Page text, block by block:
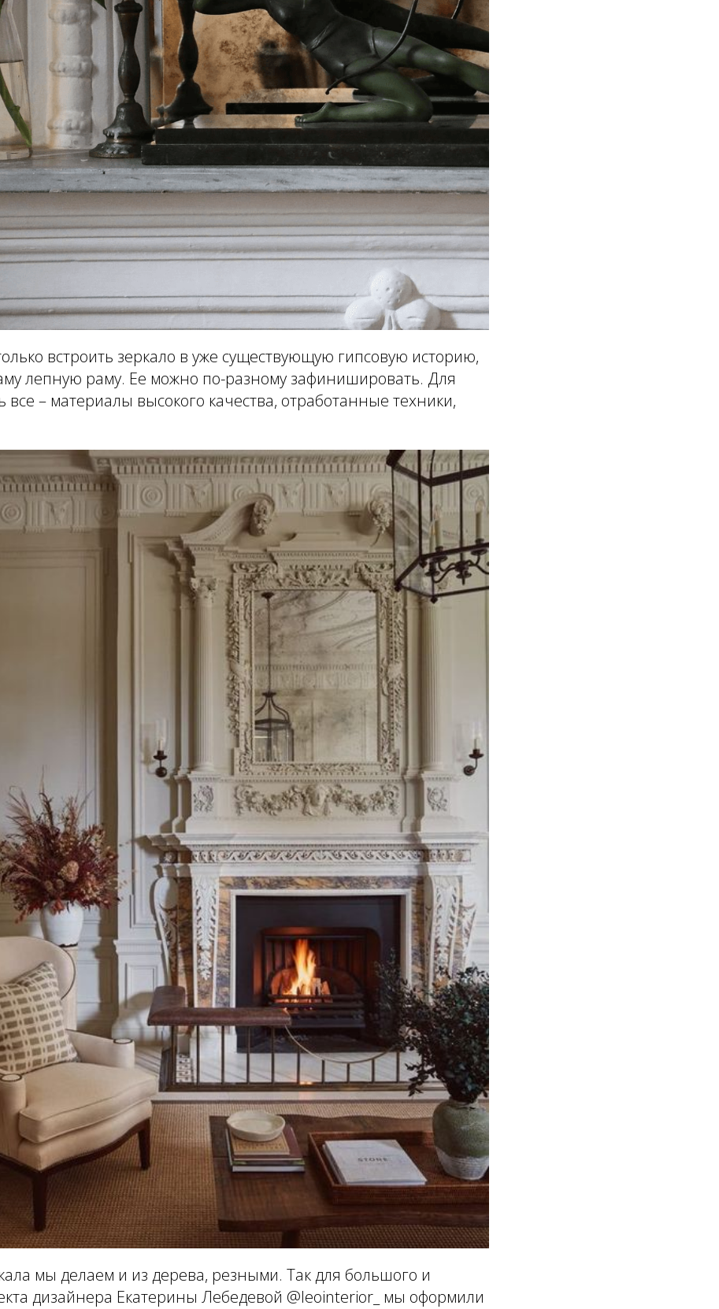
встроить зеркало в уже существующую гипсовую историю,
лепную раму. Ее можно по-разному зафинишировать. Для
все – материалы высокого качества, отработанные техники,
мы делаем и из дерева, резными. Так для большого и
дизайнера Екатерины Лебедевой @leointerior_ мы оформили